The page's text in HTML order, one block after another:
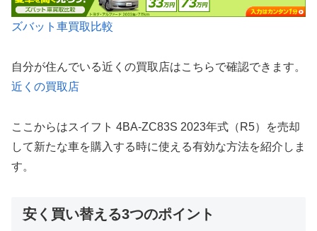
ズバット車買取比較
自分が住んでいる近くの買取店はこちらで確認できます。
近くの買取店
ここからはスイフト 4BA-ZC83S 2023年式（R5）を売却
して新たな車を購入する時に使える有効な方法を紹介しま
す。
安く買い替える3つのポイント